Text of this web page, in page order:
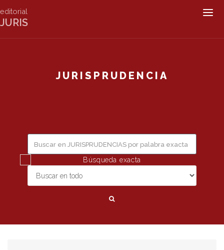
editorial
JURIS
JURISPRUDENCIA
Búsqueda exacta